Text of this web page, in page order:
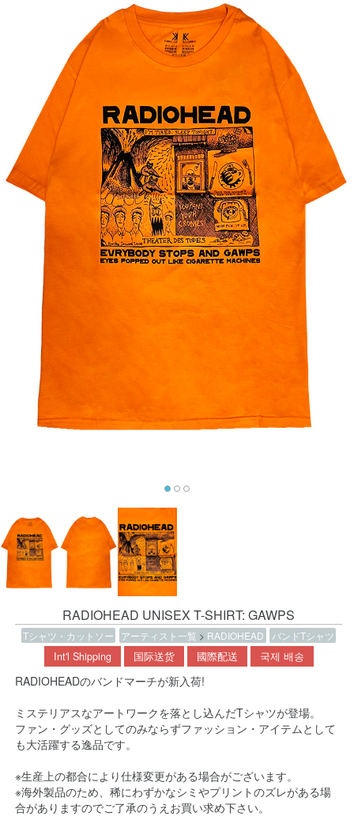
RADIOHEAD UNISEX T-SHIRT: GAWPS
Tシャツ・カットソー アーティスト一覧 > RADIOHEAD バンドTシャツ
Int'l Shipping 国际送货 國際配送 국제 배송
RADIOHEADのバンドマーチが新入荷!
ミステリアスなアートワークを落とし込んだTシャツが登場。
ファン・グッズとしてのみならずファッション・アイテムとして
も大活躍する逸品です。
※生産上の都合により仕様変更がある場合がございます。
※海外製品のため、稀にわずかなシミやプリントのズレがある場
合がありますのでご了承のうえお買い求め下さい。